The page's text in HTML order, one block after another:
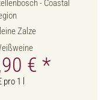
- Coastal
Zalze
€ *
1 l